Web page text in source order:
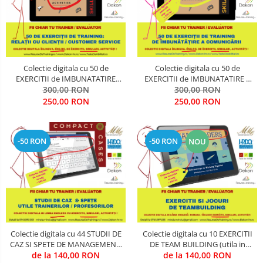
CIVILA
Comunicare (interpersonala, intra
- departamentala, intre-
departamente, in intrreaga
organizatie, in situatii de criza, cu
persoane de decizie, cu persoane
de influenta, cu pbeneficiari, in
functie de
COMUNICATII SPECIALE SI
SATELITARE
Creativitate & Inovare
CRIMINALISTICA / CONTRA-
TERORISM / ANTI-DROG / ANTI-
CRIMA ORGANIZATA
Cultura Organizationala
Cyber-Security
Energizare
Etica, Deontologie, Profesionalism
INGINERIE MILITARA SI CIVILA
Intelligence & OSINT
LEADERSHIP MILITAR-CIVIL DE
Colectie digitala cu 50 de
EXERCITII de IMBUNATATIRE
RELATII CU CLIENTII (utila in
Training & Evaluare)
300,00 RON
250,00 RON
Colectie digitala cu 50 de
EXERCITII de IMBUNATATIRE A
COMUNICARII (utila in Training
& Evaluare)
300,00 RON
250,00 RON
-50 RON
Colectie digitala cu 44 STUDII DE
CAZ SI SPETE DE MANAGEMENT,
LUARE DECIZII, CHANGE &
de la 140,00 RON
-50 RON NOU
Colectie digitala cu 10 EXERCITII
DE TEAM BUILDING (utila in
Training & Evaluare)
de la 140,00 RON